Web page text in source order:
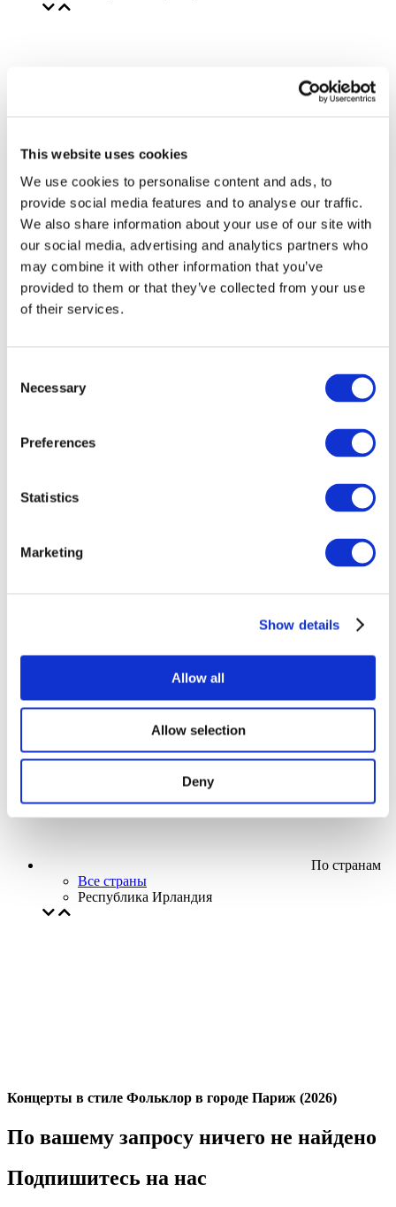
This website uses cookies
We use cookies to personalise content and ads, to
provide social media features and to analyse our traffic.
We also share information about your use of our site with
our social media, advertising and analytics partners who
may combine it with other information that you’ve
provided to them or that they’ve collected from your use
of their services.
Selection
Necessary
Preferences
Statistics
Marketing
Show details
Allow all
Allow selection
Deny
Творческий вечер
Наше спецпредложение
Применить
По странам
Все страны
Республика Ирландия
Концерты в стиле Фольклор в городе Париж (2026)
По вашему запросу ничего не найдено
Подпишитесь на нас